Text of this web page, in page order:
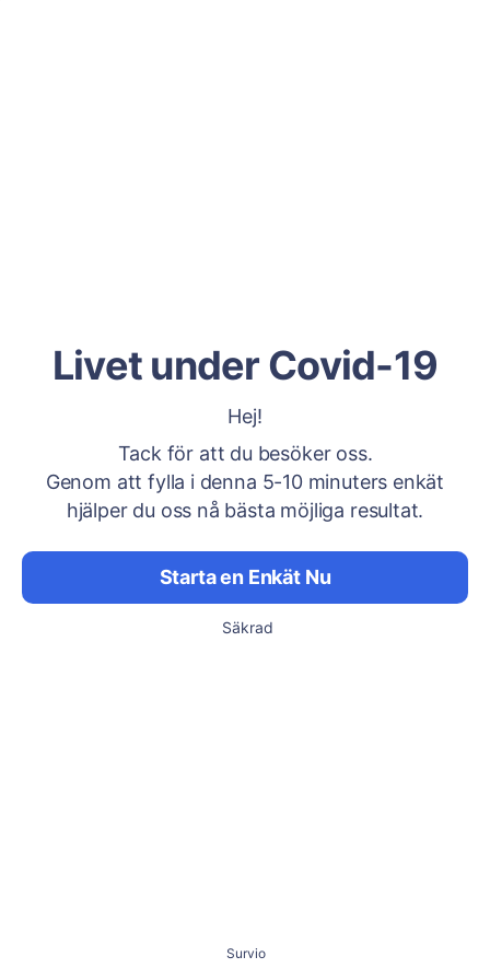
Livet under Covid-19
Hej!
Tack för att du besöker oss.
Genom att fylla i denna 5-10 minuters enkät
hjälper du oss nå bästa möjliga resultat.
Starta en Enkät Nu
Säkrad
Survio